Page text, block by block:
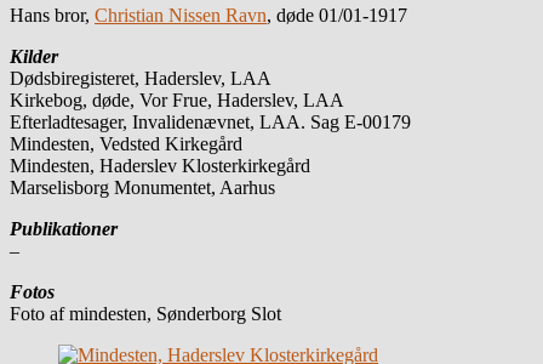
Hans bror, Christian Nissen Ravn, døde 01/01-1917
Kilder
Dødsbiregisteret, Haderslev, LAA
Kirkebog, døde, Vor Frue, Haderslev, LAA
Efterladtesager, Invalidenævnet, LAA. Sag E-00179
Mindesten, Vedsted Kirkegård
Mindesten, Haderslev Klosterkirkegård
Marselisborg Monumentet, Aarhus
Publikationer
–
Fotos
Foto af mindesten, Sønderborg Slot